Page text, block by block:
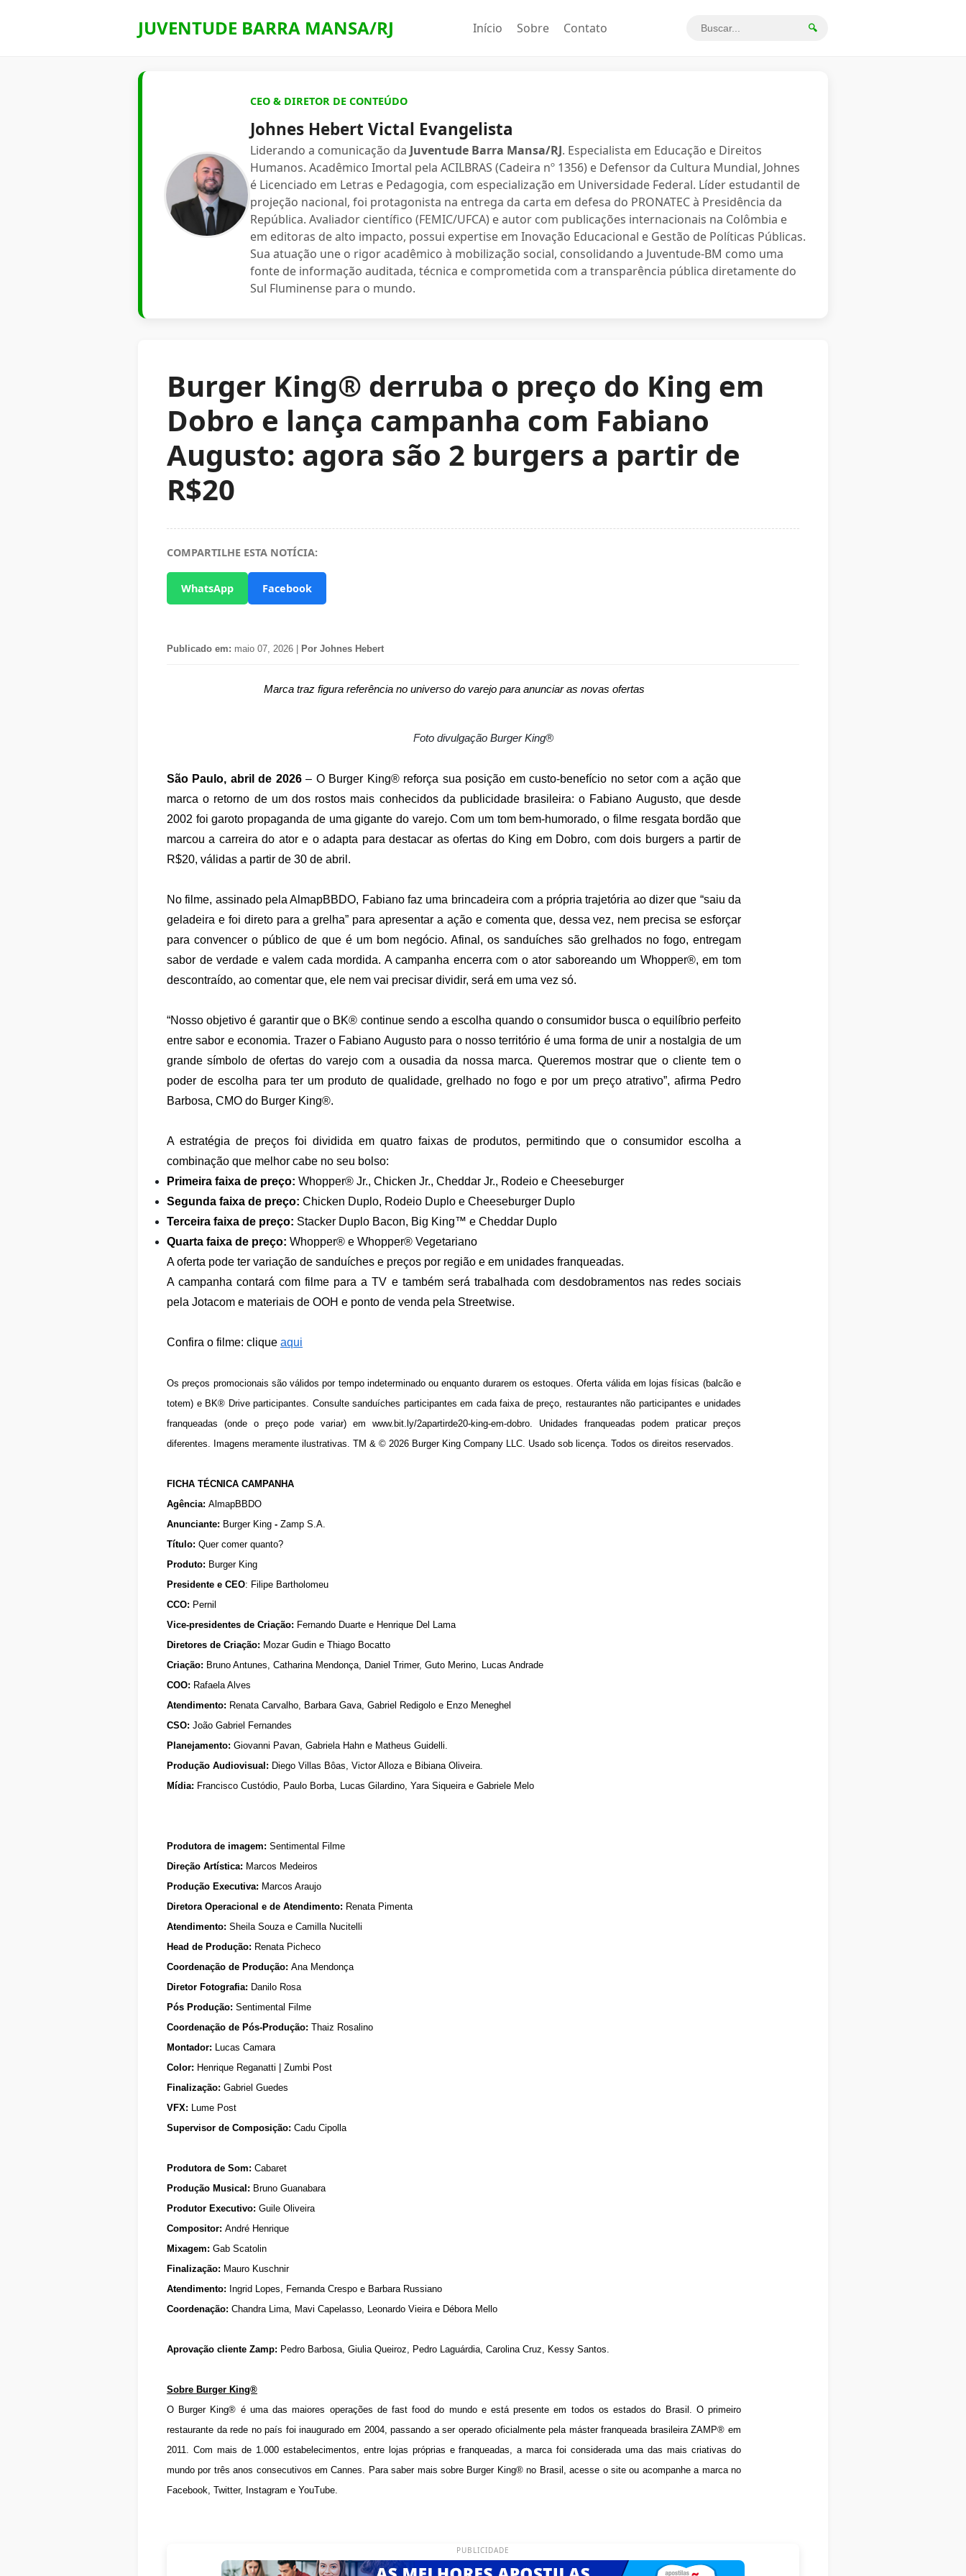
JUVENTUDE BARRA MANSA/RJ Início Sobre Contato 🔍
CEO & DIRETOR DE CONTEÚDO
Johnes Hebert Victal Evangelista
Liderando a comunicação da Juventude Barra Mansa/RJ. Especialista em Educação e Direitos
Humanos. Acadêmico Imortal pela ACILBRAS (Cadeira nº 1356) e Defensor da Cultura Mundial, Johnes
é Licenciado em Letras e Pedagogia, com especialização em Universidade Federal. Líder estudantil de
projeção nacional, foi protagonista na entrega da carta em defesa do PRONATEC à Presidência da
República. Avaliador científico (FEMIC/UFCA) e autor com publicações internacionais na Colômbia e
em editoras de alto impacto, possui expertise em Inovação Educacional e Gestão de Políticas Públicas.
Sua atuação une o rigor acadêmico à mobilização social, consolidando a Juventude-BM como uma
fonte de informação auditada, técnica e comprometida com a transparência pública diretamente do
Sul Fluminense para o mundo.
Burger King® derruba o preço do King em
Dobro e lança campanha com Fabiano
Augusto: agora são 2 burgers a partir de
R$20
COMPARTILHE ESTA NOTÍCIA:
WhatsApp Facebook
Publicado em: maio 07, 2026 | Por Johnes Hebert
Marca traz figura referência no universo do varejo para anunciar as novas ofertas
Foto divulgação Burger King®
São Paulo, abril de 2026– O Burger King® reforça sua posição em custo-benefício no setor com a ação que
marca o retorno de um dos rostos mais conhecidos da publicidade brasileira: o Fabiano Augusto, que desde
2002 foi garoto propaganda de uma gigante do varejo. Com um tom bem-humorado, o filme resgata bordão que
marcou a carreira do ator e o adapta para destacar as ofertas do King em Dobro, com dois burgers a partir de
R$20, válidas a partir de 30 de abril.
No filme, assinado pela AlmapBBDO, Fabiano faz uma brincadeira com a própria trajetória ao dizer que “saiu da
geladeira e foi direto para a grelha” para apresentar a ação e comenta que, dessa vez, nem precisa se esforçar
para convencer o público de que é um bom negócio. Afinal, os sanduíches são grelhados no fogo, entregam
sabor de verdade e valem cada mordida. A campanha encerra com o ator saboreando um Whopper®, em tom
descontraído, ao comentar que, ele nem vai precisar dividir, será em uma vez só.
“Nosso objetivo é garantir que o BK® continue sendo a escolha quando o consumidor busca o equilíbrio perfeito
entre sabor e economia. Trazer o Fabiano Augusto para o nosso território é uma forma de unir a nostalgia de um
grande símbolo de ofertas do varejo com a ousadia da nossa marca. Queremos mostrar que o cliente tem o
poder de escolha para ter um produto de qualidade, grelhado no fogo e por um preço atrativo”, afirma Pedro
Barbosa, CMO do Burger King®.
A estratégia de preços foi dividida em quatro faixas de produtos, permitindo que o consumidor escolha a
combinação que melhor cabe no seu bolso:
Primeira faixa de preço: Whopper® Jr., Chicken Jr., Cheddar Jr., Rodeio e Cheeseburger
Segunda faixa de preço: Chicken Duplo, Rodeio Duplo e Cheeseburger Duplo
Terceira faixa de preço: Stacker Duplo Bacon, Big King™ e Cheddar Duplo
Quarta faixa de preço: Whopper® e Whopper® Vegetariano
A oferta pode ter variação de sanduíches e preços por região e em unidades franqueadas.
A campanha contará com filme para a TV e também será trabalhada com desdobramentos nas redes sociais
pela Jotacom e materiais de OOH e ponto de venda pela Streetwise.
Confira o filme: clique aqui
Os preços promocionais são válidos por tempo indeterminado ou enquanto durarem os estoques. Oferta válida em lojas físicas (balcão e
totem) e BK® Drive participantes. Consulte sanduíches participantes em cada faixa de preço, restaurantes não participantes e unidades
franqueadas (onde o preço pode variar) em www.bit.ly/2apartirde20-king-em-dobro. Unidades franqueadas podem praticar preços
diferentes. Imagens meramente ilustrativas. TM & ©️ 2026 Burger King Company LLC. Usado sob licença. Todos os direitos reservados.
FICHA TÉCNICA CAMPANHA
Agência: AlmapBBDO
Anunciante: Burger King - Zamp S.A.
Título: Quer comer quanto?
Produto: Burger King
Presidente e CEO: Filipe Bartholomeu
CCO: Pernil
Vice-presidentes de Criação: Fernando Duarte e Henrique Del Lama
Diretores de Criação: Mozar Gudin e Thiago Bocatto
Criação: Bruno Antunes, Catharina Mendonça, Daniel Trimer, Guto Merino, Lucas Andrade
COO: Rafaela Alves
Atendimento: Renata Carvalho, Barbara Gava, Gabriel Redigolo e Enzo Meneghel
CSO: João Gabriel Fernandes
Planejamento: Giovanni Pavan, Gabriela Hahn e Matheus Guidelli.
Produção Audiovisual: Diego Villas Bôas, Victor Alloza e Bibiana Oliveira.
Mídia: Francisco Custódio, Paulo Borba, Lucas Gilardino, Yara Siqueira e Gabriele Melo
Produtora de imagem: Sentimental Filme
Direção Artística: Marcos Medeiros
Produção Executiva: Marcos Araujo
Diretora Operacional e de Atendimento: Renata Pimenta
Atendimento: Sheila Souza e Camilla Nucitelli
Head de Produção: Renata Picheco
Coordenação de Produção: Ana Mendonça
Diretor Fotografia: Danilo Rosa
Pós Produção: Sentimental Filme
Coordenação de Pós-Produção: Thaiz Rosalino
Montador: Lucas Camara
Color: Henrique Reganatti | Zumbi Post
Finalização: Gabriel Guedes
VFX: Lume Post
Supervisor de Composição: Cadu Cipolla
Produtora de Som: Cabaret
Produção Musical: Bruno Guanabara
Produtor Executivo: Guile Oliveira
Compositor: André Henrique
Mixagem: Gab Scatolin
Finalização: Mauro Kuschnir
Atendimento: Ingrid Lopes, Fernanda Crespo e Barbara Russiano
Coordenação: Chandra Lima, Mavi Capelasso, Leonardo Vieira e Débora Mello
Aprovação cliente Zamp: Pedro Barbosa, Giulia Queiroz, Pedro Laguárdia, Carolina Cruz, Kessy Santos.
Sobre Burger King®
O Burger King® é uma das maiores operações de fast food do mundo e está presente em todos os estados do Brasil. O primeiro
restaurante da rede no país foi inaugurado em 2004, passando a ser operado oficialmente pela máster franqueada brasileira ZAMP® em
2011. Com mais de 1.000 estabelecimentos, entre lojas próprias e franqueadas, a marca foi considerada uma das mais criativas do
mundo por três anos consecutivos em Cannes. Para saber mais sobre Burger King® no Brasil, acesse o site ou acompanhe a marca no
Facebook, Twitter, Instagram e YouTube.
PUBLICIDADE